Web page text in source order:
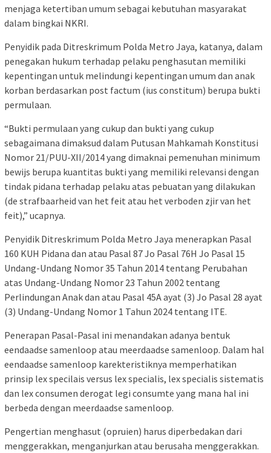
menjaga ketertiban umum sebagai kebutuhan masyarakat
dalam bingkai NKRI.
Penyidik pada Ditreskrimum Polda Metro Jaya, katanya, dalam
penegakan hukum terhadap pelaku penghasutan memiliki
kepentingan untuk melindungi kepentingan umum dan anak
korban berdasarkan post factum (ius constitum) berupa bukti
permulaan.
“Bukti permulaan yang cukup dan bukti yang cukup
sebagaimana dimaksud dalam Putusan Mahkamah Konstitusi
Nomor 21/PUU-XII/2014 yang dimaknai pemenuhan minimum
bewijs berupa kuantitas bukti yang memiliki relevansi dengan
tindak pidana terhadap pelaku atas pebuatan yang dilakukan
(de strafbaarheid van het feit atau het verboden zjir van het
feit),” ucapnya.
Penyidik Ditreskrimum Polda Metro Jaya menerapkan Pasal
160 KUH Pidana dan atau Pasal 87 Jo Pasal 76H Jo Pasal 15
Undang-Undang Nomor 35 Tahun 2014 tentang Perubahan
atas Undang-Undang Nomor 23 Tahun 2002 tentang
Perlindungan Anak dan atau Pasal 45A ayat (3) Jo Pasal 28 ayat
(3) Undang-Undang Nomor 1 Tahun 2024 tentang ITE.
Penerapan Pasal-Pasal ini menandakan adanya bentuk
eendaadse samenloop atau meerdaadse samenloop. Dalam hal
eendaadse samenloop karekteristiknya memperhatikan
prinsip lex specilais versus lex specialis, lex specialis sistematis
dan lex consumen derogat legi consumte yang mana hal ini
berbeda dengan meerdaadse samenloop.
Pengertian menghasut (opruien) harus diperbedakan dari
menggerakkan, menganjurkan atau berusaha menggerakkan.